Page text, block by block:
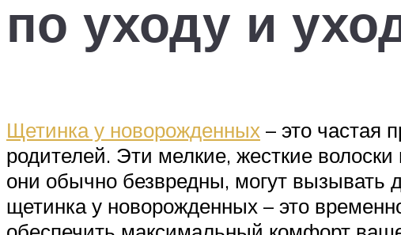
по уходу и
Щетинка у новорожденных – это частая
родителей. Эти мелкие, жесткие
они обычно безвредны, могут
щетинка у новорожденных – это